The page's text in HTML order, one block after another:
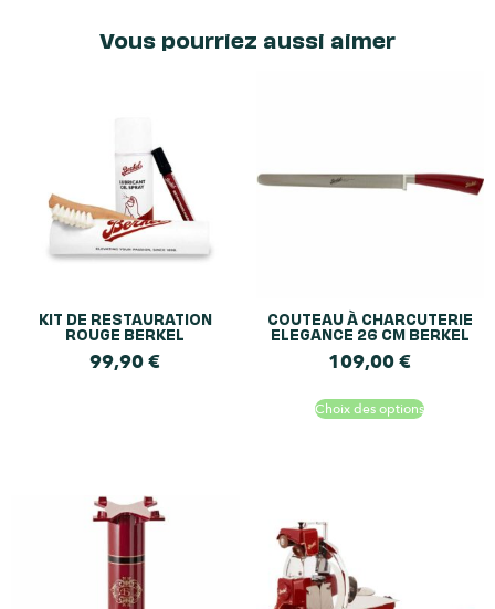
Vous pourriez aussi aimer
KIT DE RESTAURATION
ROUGE BERKEL
99,90€
COUTEAU À CHARCUTERIE
ELEGANCE 26 CM BERKEL
109,00€
Choix des options